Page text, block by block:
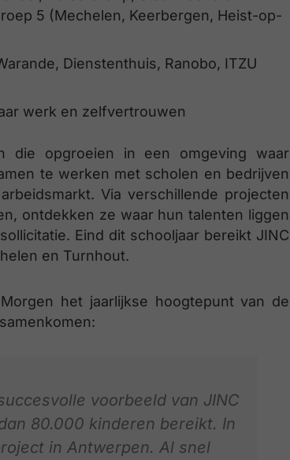
5 (Mechelen, Keerbergen, Heist-op-
Dienstenthuis, Ranobo, ITZU
werk en zelfvertrouwen
die opgroeien in een omgeving waar
te werken met scholen en bedrijven
Via verschillende projecten
ontdekken ze waar hun talenten liggen
Eind dit schooljaar bereikt JINC
en Turnhout.
het jaarlijkse hoogtepunt van de
voorbeeld van JINC
80.000 kinderen bereikt. In
in Antwerpen. Al snel